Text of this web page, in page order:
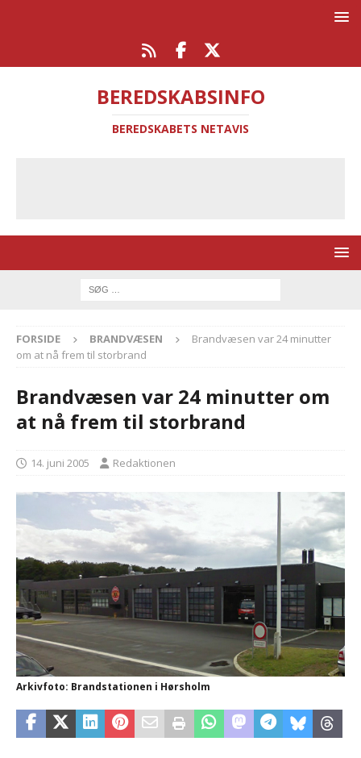
BEREDSKABSINFO
BEREDSKABETS NETAVIS
FORSIDE BRANDVÆSEN
Brandvæsen var 24 minutter
om at nå frem til storbrand
Brandvæsen var 24 minutter om
at nå frem til storbrand
14. juni 2005 Redaktionen
Arkivfoto: Brandstationen i Hørsholm